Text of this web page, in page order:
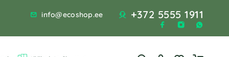
info@ecoshop.ee +372 5555 1911